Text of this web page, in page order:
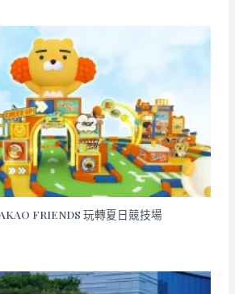
FRIENDS 玩轉夏日競技場